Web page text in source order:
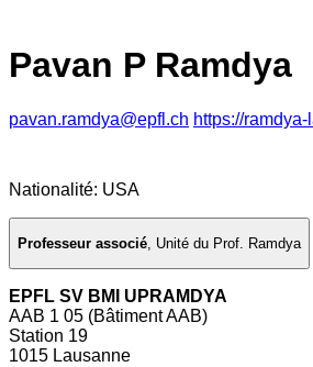
Pavan P Ramdya
pavan.ramdya@epfl.ch https://
Nationalité: USA
Professeur associé, Unité du Prof. Ramdya
EPFL SV BMI UPRAMDYA
AAB 1 05 (Bâtiment AAB)
Station 19
1015 Lausanne